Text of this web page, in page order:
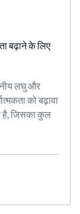
बढ़ाने के लिए
लघु और
को बढ़ावा
है, जिसका कुल